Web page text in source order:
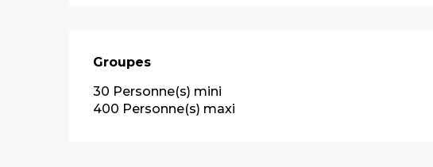
Groupes
Groupes
30 Personne(s) mini
400 Personne(s) maxi